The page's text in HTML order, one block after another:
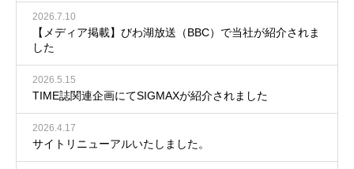
2026.7.10
【メディア掲載】びわ湖放送（BBC）で当社が紹介されま
した
2026.5.15
TIME誌関連企画にてSIGMAXが紹介されました
2026.4.17
サイトリニューアルいたしました。